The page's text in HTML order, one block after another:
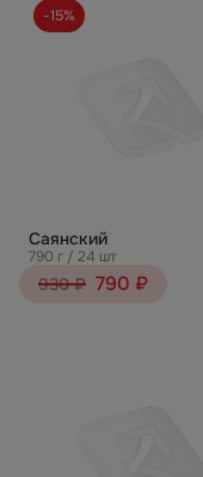
-15%
Саянский
790 г / 24 шт
930 ₽ 790 ₽